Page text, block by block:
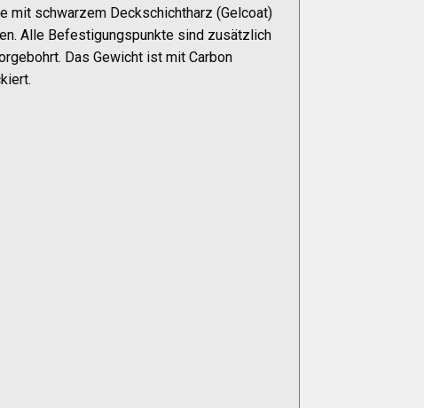
mit schwarzem Deckschichtharz (Gelcoat)
Alle Befestigungspunkte sind zusätzlich
Das Gewicht ist mit Carbon